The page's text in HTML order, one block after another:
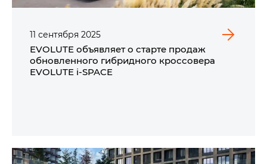
11 сентября 2025
EVOLUTE объявляет о старте продаж
обновленного гибридного кроссовера
EVOLUTE i‑SPACE